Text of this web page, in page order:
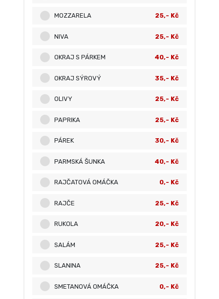
MOZZARELA 25,- Kč
NIVA 25,- Kč
OKRAJ S PÁRKEM 40,- Kč
OKRAJ SÝROVÝ 35,- Kč
OLIVY 25,- Kč
PAPRIKA 25,- Kč
PÁREK 30,- Kč
PARMSKÁ ŠUNKA 40,- Kč
RAJČATOVÁ OMÁČKA 0,- Kč
RAJČE 25,- Kč
RUKOLA 20,- Kč
SALÁM 25,- Kč
SLANINA 25,- Kč
SMETANOVÁ OMÁČKA 0,- Kč